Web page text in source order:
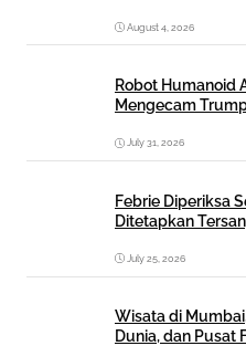
August 4, 2026
Robot Humanoid
Mengecam
July 31, 2026
Febrie Diperiksa
Ditetapkan
July 25, 2026
Wisata di
Dunia, dan Pusat